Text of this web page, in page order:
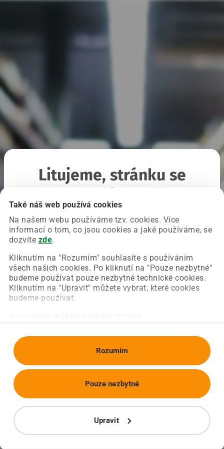
Také náš web používá cookies
Na našem webu používáme tzv. cookies. Více
informací o tom, co jsou cookies a jaké používáme, se
dozvíte zde.
Kliknutím na "Rozumím" souhlasíte s používáním
všech našich cookies. Po kliknutí na "Pouze nezbytné"
budeme používat pouze nezbytné technické cookies.
Kliknutím na "Upravit" můžete vybrat, které cookies
budeme používat.
Rozumím
Upravit
Pouze nezbytné
Litujeme, stránku se
Chyba nastala na naší straně a už ji opravujeme.
Zkuste prosím znovu načíst požadovanou stránku.
Obnovit stránku Úvodní strana